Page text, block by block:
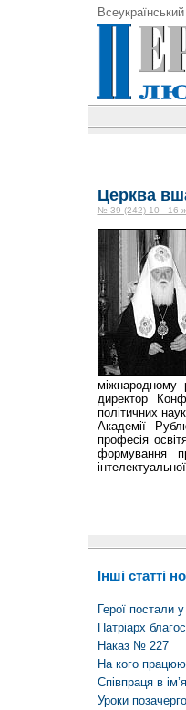
Церква
№ 39 (242) 10 - 16
міжнародному
директор
політичних
Академії
професія
формування
Інші статті
Герої постали
Патріарх
Наказ № 227
На кого
Співпраця в
Уроки